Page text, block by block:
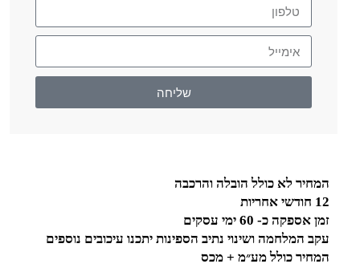
שליחה
המחיר לא כולל הובלה והרכבה
12 חודשי אחריות
זמן אספקה כ- 60 ימי עסקים
עקב המלחמה ושינוי נתיב הספינות יתכנו עיכובים נוספים
המחיר כולל מע״מ + מכס